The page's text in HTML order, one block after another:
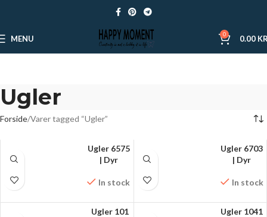
MENU 0 0.00
Ugler
Forside Varer tagged “Ugler”
FÅ MØNSTRET PÅ
Ugler 6575
| Dyr
In stock
FÅ MØNSTRET PÅ
Ugler 6703
| Dyr
In stock
Ugler 101
Ugler 1041